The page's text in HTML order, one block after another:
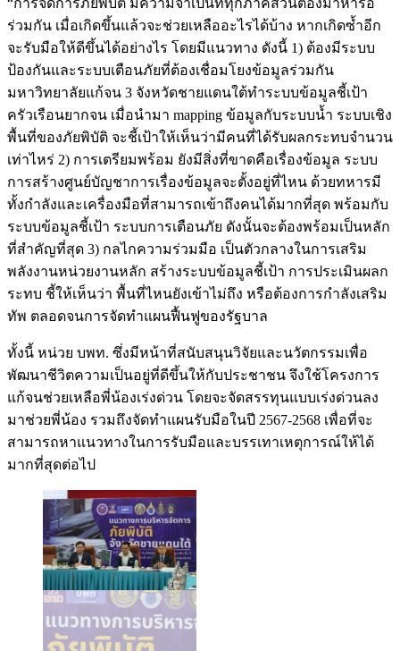
ร่วมกัน เมื่อเกิดขึ้นแล้วจะช่วยเหลืออะไรได้บ้าง หากเกิดซ้ำอีก
จะรับมือให้ดีขึ้นได้อย่างไร โดยมีแนวทาง ดังนี้ 1) ต้องมีระบบ
ป้องกันและระบบเตือนภัยที่ต้องเชื่อมโยงข้อมูลร่วมกัน
มหาวิทยาลัยแก้จน 3 จังหวัดชายแดนใต้ทำระบบข้อมูลชี้เป้า
ครัวเรือนยากจน เมื่อนำมา mapping ข้อมูลกับระบบน้ำ ระบบเชิง
พื้นที่ของภัยพิบัติ จะชี้เป้าให้เห็นว่ามีคนที่ได้รับผลกระทบจำนวน
เท่าไหร่ 2) การเตรียมพร้อม ยังมีสิ่งที่ขาดคือเรื่องข้อมูล ระบบ
การสร้างศูนย์บัญชาการเรื่องข้อมูลจะตั้งอยู่ที่ไหน ด้วยทหารมี
ทั้งกำลังและเครื่องมือที่สามารถเข้าถึงคนได้มากที่สุด พร้อมกับ
ระบบข้อมูลชี้เป้า ระบบการเตือนภัย ดังนั้นจะต้องพร้อมเป็นหลัก
ที่สำคัญที่สุด 3) กลไกความร่วมมือ เป็นตัวกลางในการเสริม
พลังงานหน่วยงานหลัก สร้างระบบข้อมูลชี้เป้า การประเมินผลก
ระทบ ชี้ให้เห็นว่า พื้นที่ไหนยังเข้าไม่ถึง หรือต้องการกำลังเสริม
ทัพ ตลอดจนการจัดทำแผนฟื้นฟูของรัฐบาล
ทั้งนี้ หน่วย บพท. ซึ่งมีหน้าที่สนับสนุนวิจัยและนวัตกรรมเพื่อ
พัฒนาชีวิตความเป็นอยู่ที่ดีขึ้นให้กับประชาชน จึงใช้โครงการ
แก้จนช่วยเหลือพี่น้องเร่งด่วน โดยจะจัดสรรทุนแบบเร่งด่วนลง
มาช่วยพี่น้อง รวมถึงจัดทำแผนรับมือในปี 2567-2568 เพื่อที่จะ
สามารถหาแนวทางในการรับมือและบรรเทาเหตุการณ์ให้ได้
มากที่สุดต่อไป